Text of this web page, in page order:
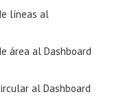
líneas al
área al Dashboard
al Dashboard